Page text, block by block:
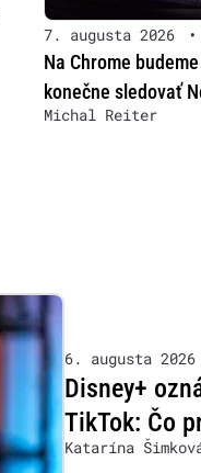
7. augusta 2026 •
Na Chrome
konečne sledovať
Michal Reiter
6. augusta 2026
Disney+
TikTok: Čo
Katarína